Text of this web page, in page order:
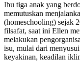
Ibu tiga anak yang
memutuskan
(homeschooling) sejak
filsafat, saat ini Ellen
melakukan
isu, mulai dari
keyakinan, keadilan